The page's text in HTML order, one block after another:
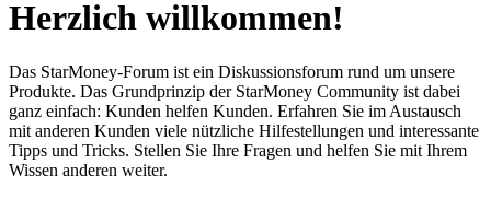
Herzlich willkommen!
Das StarMoney-Forum ist ein Diskussionsforum rund um unsere
Produkte. Das Grundprinzip der StarMoney Community ist dabei
ganz einfach: Kunden helfen Kunden. Erfahren Sie im Austausch
mit anderen Kunden viele nützliche Hilfestellungen und interessante
Tipps und Tricks. Stellen Sie Ihre Fragen und helfen Sie mit Ihrem
Wissen anderen weiter.